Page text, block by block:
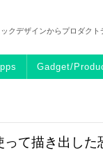
クデザインからプロダク
Gadget/
て描き出した